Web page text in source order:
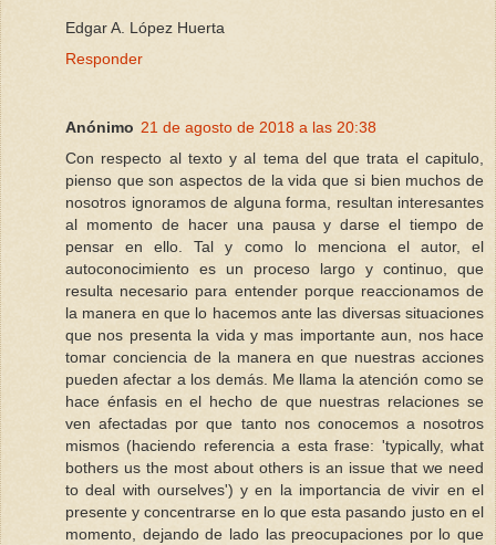
Edgar A. López Huerta
Responder
Anónimo 21 de agosto de 2018 a las 20:38
Con respecto al texto y al tema del que trata el capitulo,
pienso que son aspectos de la vida que si bien muchos de
nosotros ignoramos de alguna forma, resultan interesantes
al momento de hacer una pausa y darse el tiempo de
pensar en ello. Tal y como lo menciona el autor, el
autoconocimiento es un proceso largo y continuo, que
resulta necesario para entender porque reaccionamos de
la manera en que lo hacemos ante las diversas situaciones
que nos presenta la vida y mas importante aun, nos hace
tomar conciencia de la manera en que nuestras acciones
pueden afectar a los demás. Me llama la atención como se
hace énfasis en el hecho de que nuestras relaciones se
ven afectadas por que tanto nos conocemos a nosotros
mismos (haciendo referencia a esta frase: 'typically, what
bothers us the most about others is an issue that we need
to deal with ourselves') y en la importancia de vivir en el
presente y concentrarse en lo que esta pasando justo en el
momento, dejando de lado las preocupaciones por lo que